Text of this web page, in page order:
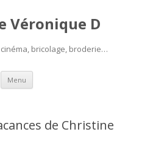
Véronique D
bricolage, broderie…
Menu Aller
contenu
de Christine